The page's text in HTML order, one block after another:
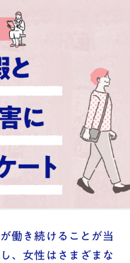
働き続けることが当
、女性はさまざまな